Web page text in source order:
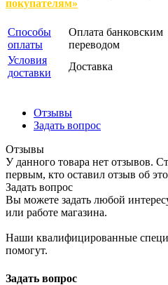
покупателям»
Способы
оплаты
Оплата банковским
переводом
Условия
доставки
Доставка
Отзывы
Задать вопрос
Отзывы
У данного товара нет отзывов.
первым, кто оставил отзыв об
Задать вопрос
Вы можете задать любой
или работе магазина.
Наши квалифицированные
помогут.
Задать вопрос